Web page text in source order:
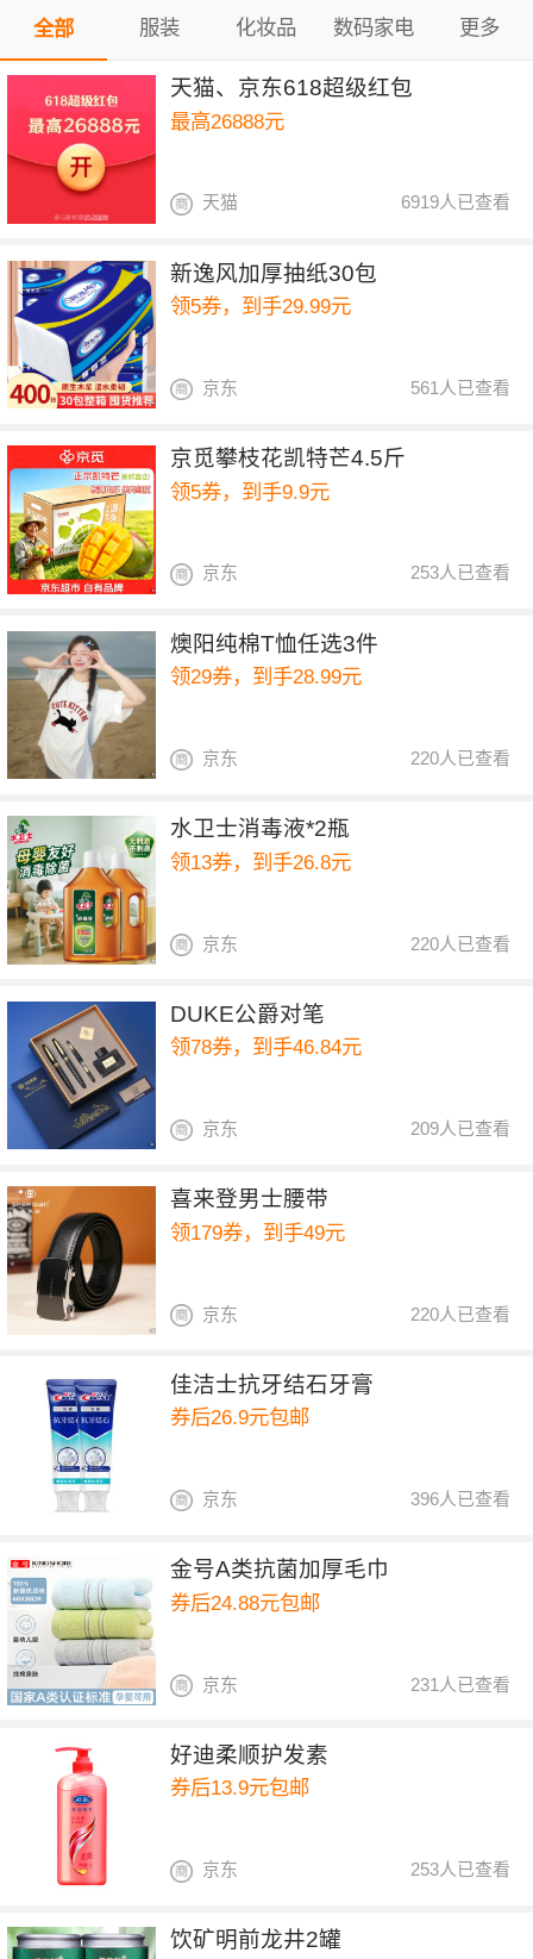
全部 服装 化妆品 数码家电 更多
天猫、京东618超级红包
最高26888元
6919人已查看
天猫
新逸风加厚抽纸30包
领5券，到手29.99元
561人已查看
京东
京觅攀枝花凯特芒4.5斤
领5券，到手9.9元
253人已查看
京东
燠阳纯棉T恤任选3件
领29券，到手28.99元
220人已查看
京东
水卫士消毒液*2瓶
领13券，到手26.8元
220人已查看
京东
DUKE公爵对笔
领78券，到手46.84元
209人已查看
京东
喜来登男士腰带
领179券，到手49元
220人已查看
京东
佳洁士抗牙结石牙膏
券后26.9元包邮
396人已查看
京东
金号A类抗菌加厚毛巾
券后24.88元包邮
231人已查看
京东
好迪柔顺护发素
券后13.9元包邮
253人已查看
京东
饮矿明前龙井2罐